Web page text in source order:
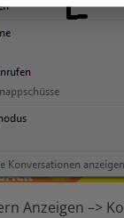
Anzeigen –>